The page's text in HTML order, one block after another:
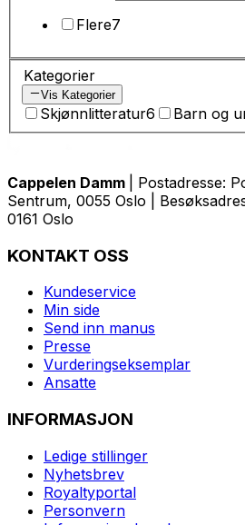
Flere7
Kategorier
Vis Kategorier
Skjønnlitteratur6 Barn og
Cappelen Damm
| Postadresse:
Sentrum, 0055 Oslo |
0161 Oslo
KONTAKT OSS
Kundeservice
Min side
Send inn manus
Presse
Vurderingseksemplar
Ansatte
INFORMASJON
Ledige stillinger
Nyhetsbrev
Royaltyportal
Personvern